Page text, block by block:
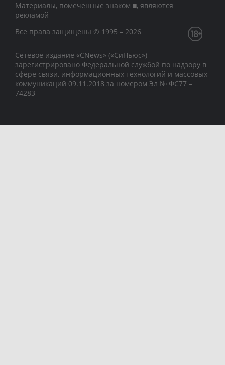
Материалы, помеченные знаком ■, являются
рекламой
Все права защищены © 1995 – 2026
Сетевое издание «CNews» («СиНьюс»)
зарегистрировано Федеральной службой по надзору в
сфере связи, информационных технологий и массовых
коммуникаций 09.11.2018 за номером Эл № ФС77 –
74283